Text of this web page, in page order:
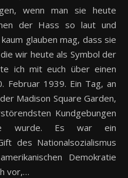
wenn man sie heute
der Hass so laut und
glauben mag, dass sie
wir heute als Symbol der
ich mit euch über einen
Februar 1939. Ein Tag, an
Madison Square Garden,
Kundgebungen
wurde. Es war ein
des Nationalsozialismus
Demokratie
vor,…